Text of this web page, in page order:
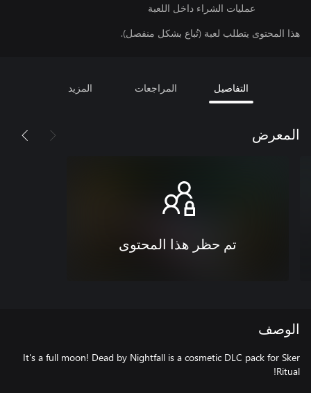
عمليات الشراء داخل اللعبة
هذا المحتوى يتطلب لعبة (تُباع بشكل منفصل).
التفاصيل المراجعات المزيد
المعرض
تم حظر هذا المحتوى
الوصف
It's a full moon! Dead by Nightfall is a cosmetic DLC pack for Sker